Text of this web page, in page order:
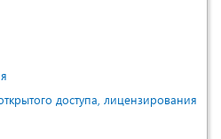
доступа, лицензирования